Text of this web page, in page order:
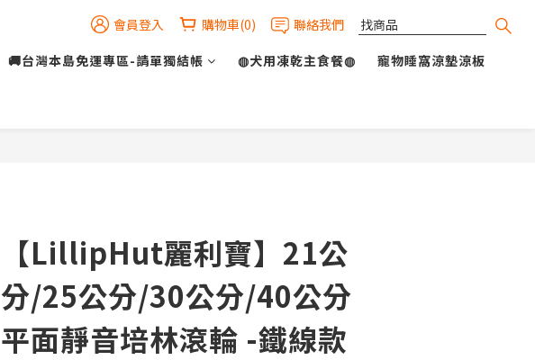
會員登入 購物車(0)
聯絡我們
🚚台灣本島免運專區-請單獨結帳 ◍犬用凍乾主食餐◍ 寵物睡窩涼墊涼板
【LillipHut麗利寶】21公
分/25公分/30公分/40公分
平面靜音培林滾輪 -鐵線款